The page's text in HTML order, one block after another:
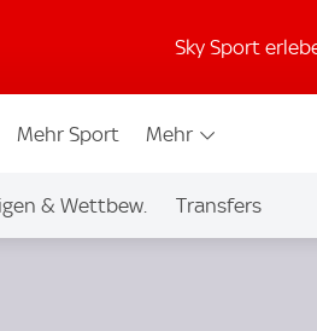
Sky Sport
Mehr Sport Mehr
& Wettbew. Transfers